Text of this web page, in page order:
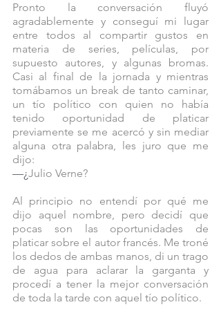
Pronto la conversación fluyó
agradablemente y conseguí mi lugar
entre todos al compartir gustos en
materia de series, películas, por
supuesto autores, y algunas bromas.
Casi al final de la jornada y mientras
tomábamos un break de tanto caminar,
un tío político con quien no había
tenido oportunidad de platicar
previamente se me acercó y sin mediar
alguna otra palabra, les juro que me
dijo:
—¿Julio Verne?
Al principio no entendí por qué me
dijo aquel nombre, pero decidí que
pocas son las oportunidades de
platicar sobre el autor francés. Me troné
los dedos de ambas manos, di un trago
de agua para aclarar la garganta y
procedí a tener la mejor conversación
de toda la tarde con aquel tío político.